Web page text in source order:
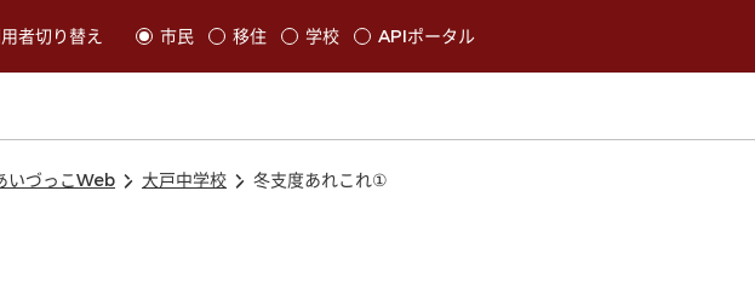
者切り替え
ると利用者の切替が発生します
市民 移住 学校 APIポータル
いづっこWeb 大戸中学校 冬支度あれこれ①